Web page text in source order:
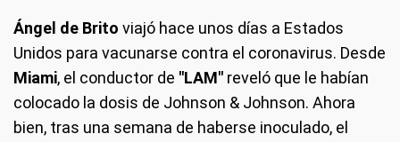
Ángel de Brito viajó hace unos días a Estados
Unidos para vacunarse contra el coronavirus. Desde
Miami, el conductor de "LAM" reveló que le habían
colocado la dosis de Johnson & Johnson. Ahora
bien, tras una semana de haberse inoculado, el